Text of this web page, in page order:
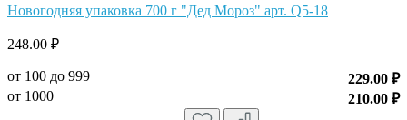
Новогодняя упаковка 700 г "Дед Мороз" арт. Q5-18
248.00 ₽
от 100 до 999
229.00 ₽
от 1000
210.00 ₽